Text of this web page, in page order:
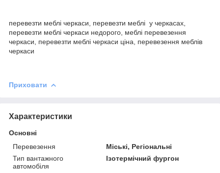
перевезти меблі черкаси, перевезти меблі у черкасах,
перевезти меблі черкаси недорого, меблі перевезення
черкаси, перевезти меблі черкаси ціна, перевезення меблів
черкаси
Приховати
Характеристики
Основні
Перевезення
Міські, Регіональні
Тип вантажного
автомобіля
Ізотермічний фургон